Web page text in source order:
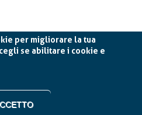
per migliorare la tua
se abilitare i cookie e
-
Privacy Policy